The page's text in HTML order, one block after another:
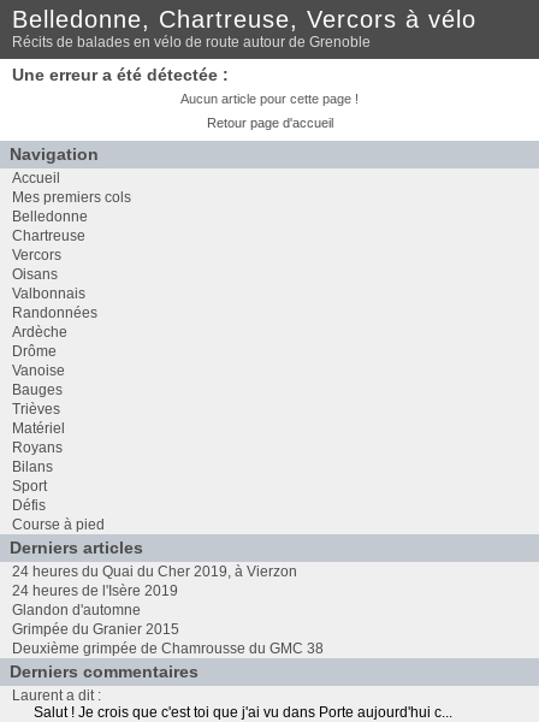
Belledonne, Chartreuse, Vercors à vélo
Récits de balades en vélo de route autour de Grenoble
Une erreur a été détectée :
Aucun article pour cette page !
Retour page d'accueil
Navigation
Accueil
Mes premiers cols
Belledonne
Chartreuse
Vercors
Oisans
Valbonnais
Randonnées
Ardèche
Drôme
Vanoise
Bauges
Trièves
Matériel
Royans
Bilans
Sport
Défis
Course à pied
Derniers articles
24 heures du Quai du Cher 2019, à Vierzon
24 heures de l'Isère 2019
Glandon d'automne
Grimpée du Granier 2015
Deuxième grimpée de Chamrousse du GMC 38
Derniers commentaires
Laurent a dit :
Salut ! Je crois que c'est toi que j'ai vu dans Porte aujourd'hui c...